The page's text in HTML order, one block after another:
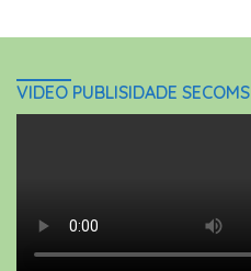
VIDEO PUBLISIDADE SECOMS